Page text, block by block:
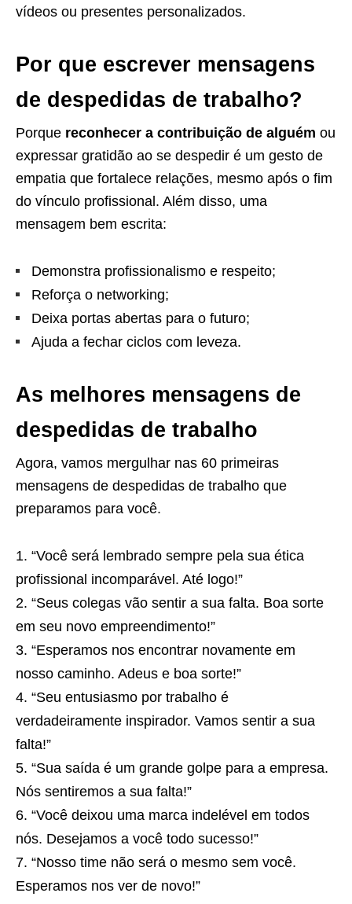
vídeos ou presentes personalizados.
Por que escrever mensagens
de despedidas de trabalho?
Porque reconhecer a contribuição de alguém ou
expressar gratidão ao se despedir é um gesto de
empatia que fortalece relações, mesmo após o fim
do vínculo profissional. Além disso, uma
mensagem bem escrita:
Demonstra profissionalismo e respeito;
Reforça o networking;
Deixa portas abertas para o futuro;
Ajuda a fechar ciclos com leveza.
As melhores mensagens de
despedidas de trabalho
Agora, vamos mergulhar nas 60 primeiras
mensagens de despedidas de trabalho que
preparamos para você.
“Você será lembrado sempre pela sua ética
profissional incomparável. Até logo!”
“Seus colegas vão sentir a sua falta. Boa sorte
em seu novo empreendimento!”
“Esperamos nos encontrar novamente em
nosso caminho. Adeus e boa sorte!”
“Seu entusiasmo por trabalho é
verdadeiramente inspirador. Vamos sentir a sua
falta!”
“Sua saída é um grande golpe para a empresa.
Nós sentiremos a sua falta!”
“Você deixou uma marca indelével em todos
nós. Desejamos a você todo sucesso!”
“Nosso time não será o mesmo sem você.
Esperamos nos ver de novo!”